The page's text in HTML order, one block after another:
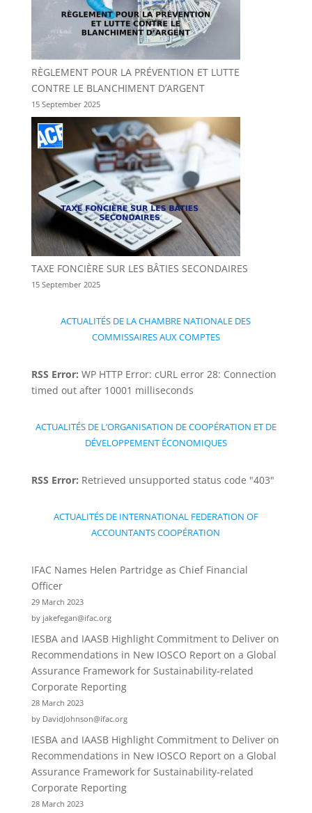
RÈGLEMENT POUR LA PRÉVENTION ET LUTTE
CONTRE LE BLANCHIMENT D’ARGENT
15 September 2025
TAXE FONCIÈRE SUR LES BÂTIES SECONDAIRES
15 September 2025
ACTUALITÉS DE LA CHAMBRE NATIONALE DES
COMMISSAIRES AUX COMPTES
RSS Error: WP HTTP Error: cURL error 28: Connection
timed out after 10001 milliseconds
ACTUALITÉS DE L’ORGANISATION DE COOPÉRATION ET DE
DÉVELOPPEMENT ÉCONOMIQUES
RSS Error: Retrieved unsupported status code "403"
ACTUALITÉS DE INTERNATIONAL FEDERATION OF
ACCOUNTANTS COOPÉRATION
IFAC Names Helen Partridge as Chief Financial
Officer
29 March 2023
by jakefegan@ifac.org
IESBA and IAASB Highlight Commitment to Deliver on
Recommendations in New IOSCO Report on a Global
Assurance Framework for Sustainability-related
Corporate Reporting
28 March 2023
by DavidJohnson@ifac.org
IESBA and IAASB Highlight Commitment to Deliver on
Recommendations in New IOSCO Report on a Global
Assurance Framework for Sustainability-related
Corporate Reporting
28 March 2023